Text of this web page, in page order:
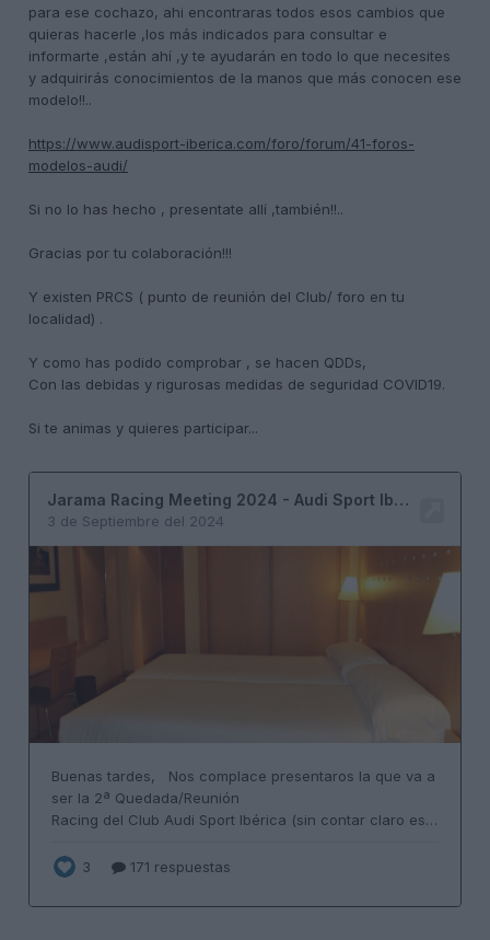
para ese cochazo, ahi encontraras todos esos cambios que
quieras hacerle ,los más indicados para consultar e
informarte ,están ahí ,y te ayudarán en todo lo que necesites
y adquirirás conocimientos de la manos que más conocen ese
modelo!!..
https://www.audisport-iberica.com/foro/forum/41-foros-
modelos-audi/
Si no lo has hecho , presentate allí ,también!!..
Gracias por tu colaboración!!!
Y existen PRCS ( punto de reunión del Club/ foro en tu
localidad) .
Y como has podido comprobar , se hacen QDDs,
Con las debidas y rigurosas medidas de seguridad COVID19.
Si te animas y quieres participar...